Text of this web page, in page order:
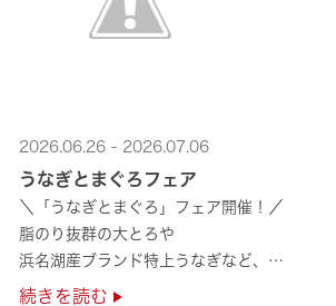
2026.06.26 - 2026.07.06
うなぎとまぐろフェア
＼「うなぎとまぐろ」フェア開催！／
脂のり抜群の大とろや
浜名湖産ブランド特上うなぎなど、
夏のスタミナ補給にぴったりのメニューが勢
続きを読む